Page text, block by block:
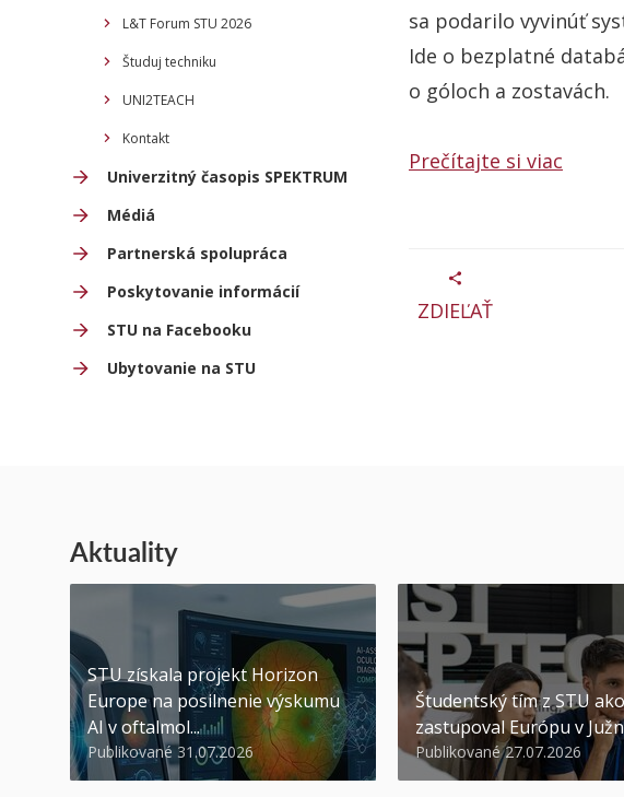
L&T Forum STU 2026
Študuj techniku
UNI2TEACH
Kontakt
Univerzitný časopis SPEKTRUM
Médiá
Partnerská spolupráca
Poskytovanie informácií
STU na Facebooku
Ubytovanie na STU
sa podarilo vyvinúť
Ide o bezplatné
o góloch a zostavách.
Prečítajte si viac
ZDIEĽAŤ
Aktuality
STU získala projekt Horizon
Europe na posilnenie výskumu
AI v oftalmol...
Publikované 31.07.2026
Študentský tím z STU
zastupoval Európu v
Publikované 27.07.2026